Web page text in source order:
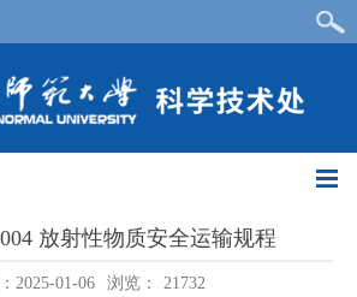
放射性物质安全运输规程
2025-01-06 浏览： 21732